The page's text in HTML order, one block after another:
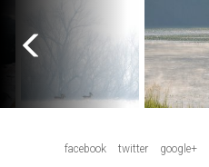
facebook twitter google+